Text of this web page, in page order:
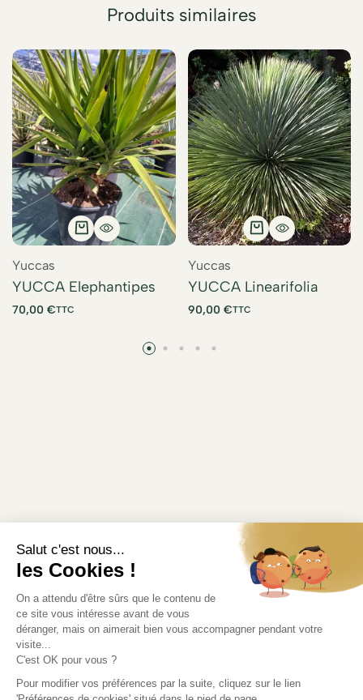
Produits similaires
Yuccas
YUCCA Elephantipes
70,00 €TTC
Yuccas
YUCCA Linearifolia
90,00 €TTC
Informations légales
Modifier mes préférences en matière de cookies
Liens utiles
Où récupérer votre commande ?
Accédez à l'itinéraire